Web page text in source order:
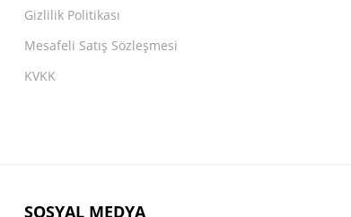
Gizlilik Politikası
Mesafeli Satış Sözleşmesi
KVKK
SOSYAL MEDYA